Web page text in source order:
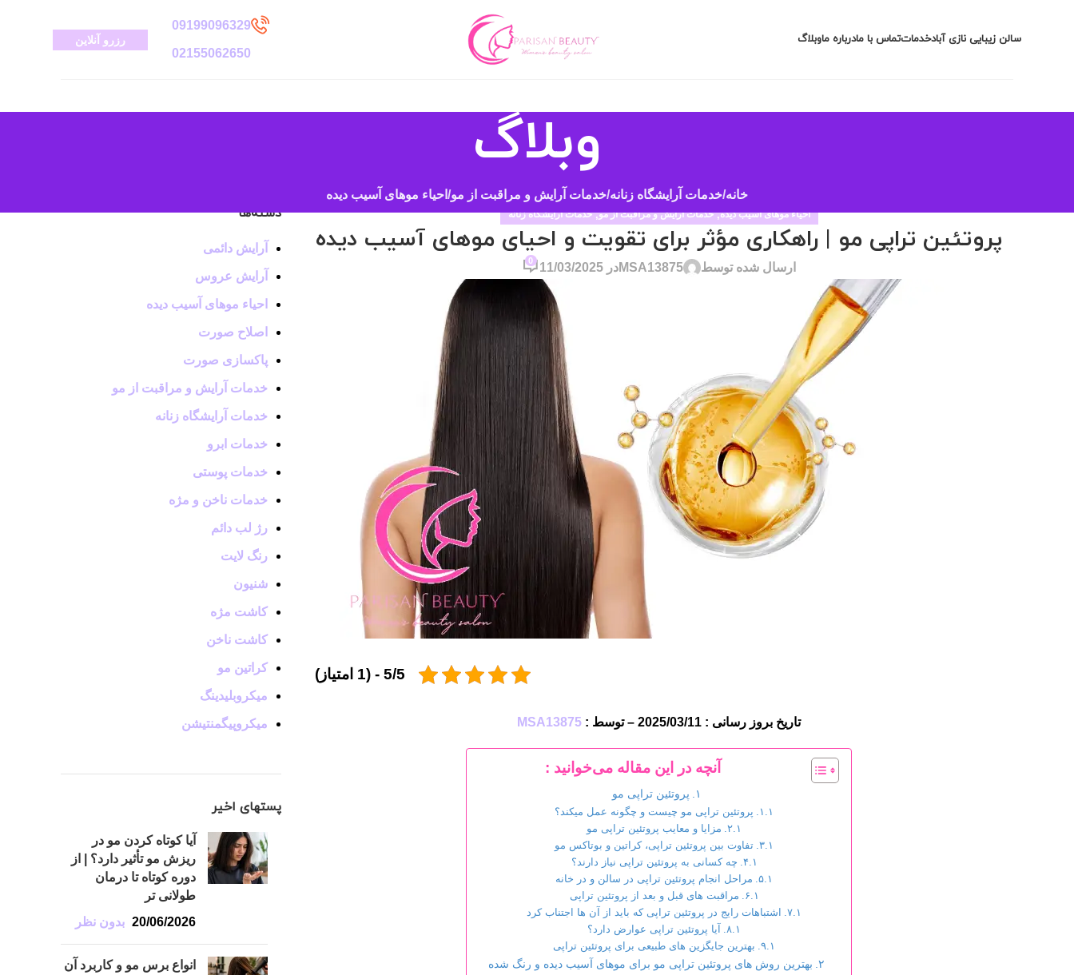
سالن زیبایی نازی آبادخدماتتماس با مادرباره ماوبلاگ
09199096329
02155062650
رزرو آنلاین
وبلاگ
خانه خدمات آرایشگاه زنانه خدمات آرایش و مراقبت از مو احیاء موهای آسیب دیده
احیاء موهای آسیب دیده,خدمات آرایش و مراقبت از مو,خدمات آرایشگاه زنانه
پروتئین تراپی مو | راهکاری مؤثر برای تقویت و احیای موهای آسیب دیده
ارسال شده توسط MSA13875در 11/03/2025
0
5/5 - (1 امتیاز)
تاریخ بروز رسانی : 2025/03/11 – توسط : MSA13875
آنچه در این مقاله می‌خوانید :
پروتئین تراپی مو
پروتئین تراپی مو چیست و چگونه عمل میکند؟
مزایا و معایب پروتئین تراپی مو
تفاوت بین پروتئین تراپی، کراتین و بوتاکس مو
چه کسانی به پروتئین تراپی نیاز دارند؟
مراحل انجام پروتئین تراپی در سالن و در خانه
مراقبت های قبل و بعد از پروتئین تراپی
اشتباهات رایج در پروتئین تراپی که باید از آن ها اجتناب کرد
آیا پروتئین تراپی عوارض دارد؟
بهترین جایگزین های طبیعی برای پروتئین تراپی
بهترین روش های پروتئین تراپی مو برای موهای آسیب دیده و رنگ شده
دسته‌ها
آرایش دائمی
آرایش عروس
احیاء موهای آسیب دیده
اصلاح صورت
پاکسازی صورت
خدمات آرایش و مراقبت از مو
خدمات آرایشگاه زنانه
خدمات ابرو
خدمات پوستی
خدمات ناخن و مژه
رژ لب دائم
رنگ لایت
شنیون
کاشت مژه
کاشت ناخن
کراتین مو
میکروبلیدینگ
میکروپیگمنتیشن
پستهای اخیر
آیا کوتاه کردن مو در
ریزش مو تأثیر دارد؟ | از
دوره کوتاه تا درمان
طولانی تر
20/06/2026 بدون نظر
انواع برس مو و کاربرد آن